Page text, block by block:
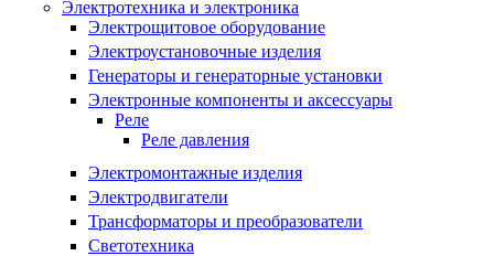
Электротехника и электроника
Электрощитовое оборудование
Электроустановочные изделия
Генераторы и генераторные установки
Электронные компоненты и аксессуары
Реле
Реле давления
Электромонтажные изделия
Электродвигатели
Трансформаторы и преобразователи
Светотехника